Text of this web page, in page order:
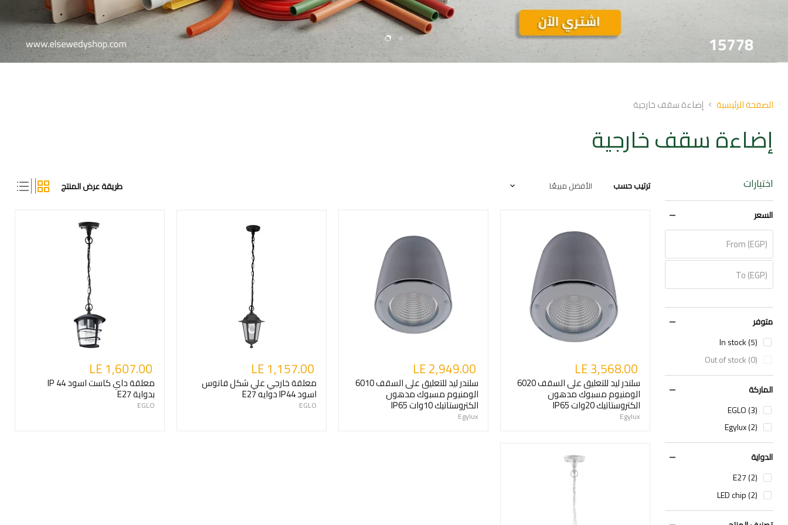
Slide
1
Slide
2
Slide
الصفحة الرئيسية إضاءة سقف خارجية
إضاءة سقف خارجية
اختيارات
السعر
From (EGP)
To (EGP)
متوفر
In stock (5)
Out of stock (0)
الماركة
EGLO (3)
Egylux (2)
الدواية
E27 (2)
LED chip (2)
ترتيب حسب طريقة عرض المنتج
LE 3,568.00
سلندر ليد للتعليق على السقف 6020
الومنيوم مسبوك مدهون
الكتروستاتيك 20وات IP65
Egylux
LE 2,949.00
سلندر ليد للتعليق على السقف 6010
الومنيوم مسبوك مدهون
الكتروستاتيك 10وات IP65
Egylux
LE 1,157.00
معلقة خارجي علي شكل فانوس
اسود IP44 دوايه E27
EGLO
LE 1,607.00
معلقة داي كاست اسود IP 44
بدواية E27
EGLO